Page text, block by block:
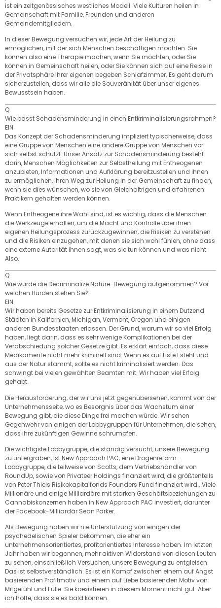
ist ein zeitgenössisches westliches Modell. Viele Kulturen heilen in
Gemeinschaft mit Familie, Freunden und anderen
Gemeindemitgliedern.
In dieser Bewegung versuchen wir, jede Art der Heilung zu
ermöglichen, mit der sich Menschen beschäftigen möchten. Sie
können also eine Therapie machen, wenn Sie möchten, oder Sie
können in Gemeinschaft heilen, oder Sie können sich auf eine Reise in
der Privatsphäre Ihrer eigenen begeben Schlafzimmer. Es geht darum
sicherzustellen, dass wir alle die Souveränität über unser eigenes
Bewusstsein haben.
Q
Wie passt Schadensminderung in einen Entkriminalisierungsrahmen?
EIN
Das Konzept der Schadensminderung impliziert typischerweise, dass
eine Gruppe von Menschen eine andere Gruppe von Menschen vor
sich selbst schützt. Unser Ansatz zur Schadensminderung besteht
darin, Menschen Möglichkeiten zur Selbstheilung mit Entheogenen
anzubieten, Informationen und Aufklärung bereitzustellen und ihnen
zu ermöglichen, ihren Weg zur Heilung in der Gemeinschaft zu finden,
wenn sie dies wünschen, wo sie von Gleichaltrigen und erfahrenen
Praktikern gehalten werden können.
Wenn Entheogene ihre Wahl sind, ist es wichtig, dass die Menschen
die Werkzeuge erhalten, um die Macht und Kontrolle über ihren
eigenen Heilungsprozess zurückzugewinnen, die Risiken zu verstehen
und die Risiken einzugehen, mit denen sie sich wohl fühlen, ohne dass
eine externe Autorität ihnen sagt, was sie tun können und was nicht
Also.
Q
Wie wurde die Decriminalize Nature-Bewegung aufgenommen? Vor
welchen Hürden stehen Sie?
EIN
Wir haben bereits Gesetze zur Entkriminalisierung in einem Dutzend
Städten in Kalifornien, Michigan, Vermont, Oregon und einigen
anderen Bundesstaaten erlassen. Der Grund, warum wir so viel Erfolg
haben, liegt darin, dass es sehr wenige Komplikationen bei der
Verabschiedung solcher Gesetze gibt. Es erklärt einfach, dass diese
Medikamente nicht mehr kriminell sind. Wenn es auf Liste I steht und
aus der Natur stammt, sollte es nicht kriminalisiert werden. Das
schwingt bei vielen gewählten Beamten mit. Wir haben viel Erfolg
gehabt.
Die Herausforderung, der wir uns jetzt gegenübersehen, kommt von der
Unternehmensseite, wo es Besorgnis über das Wachstum einer
Bewegung gibt, die diese Dinge frei machen würde. Wir sehen
Gegenwehr von einigen der Lobbygruppen für Unternehmen, die sehen,
dass ihre zukünftigen Gewinne schrumpfen.
Die wichtigste Lobbygruppe, die ständig versucht, unsere Bewegung
zu untergraben, ist New Approach PAC, eine Drogenreform-
Lobbygruppe, die teilweise von Scotts, dem Vertriebshändler von
RoundUp, sowie von Privateer Holdings finanziert wird, die größtenteils
von Peter Thiels Risikokapitalfonds Founders Fund finanziert wird . Viele
Millionäre und einige Milliardäre mit starken Geschäftsbeziehungen zu
Cannabiskonzernen haben in New Approach PAC investiert, darunter
der Facebook-Milliardär Sean Parker.
Als Bewegung haben wir nie Unterstützung von einigen der
psychedelischen Spieler bekommen, die eher ein
unternehmensorientiertes, profitorientiertes Interesse haben. Im letzten
Jahr haben wir begonnen, mehr aktiven Widerstand von diesen Leuten
zu sehen, einschließlich Versuchen, unsere Bewegung zu entgleisen.
Das ist selbstverständlich. Es ist ein Kampf zwischen einem auf Angst
basierenden Profitmotiv und einem auf Liebe basierenden Motiv von
Mitgefühl und Fülle. Sie koexistieren in diesem Moment nicht gut. Aber
ich hoffe, dass sie es bald können.